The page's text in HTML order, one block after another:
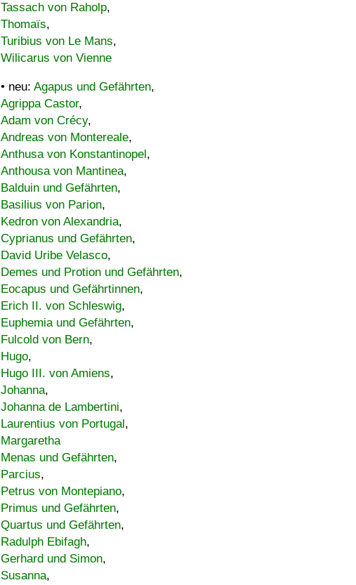
Tassach von Raholp,
Thomaïs,
Turibius von Le Mans,
Wilicarus von Vienne
• neu: Agapus und Gefährten,
Agrippa Castor,
Adam von Crécy,
Andreas von Montereale,
Anthusa von Konstantinopel,
Anthousa von Mantinea,
Balduin und Gefährten,
Basilius von Parion,
Kedron von Alexandria,
Cyprianus und Gefährten,
David Uribe Velasco,
Demes und Protion und Gefährten,
Eocapus und Gefährtinnen,
Erich II. von Schleswig,
Euphemia und Gefährten,
Fulcold von Bern,
Hugo,
Hugo III. von Amiens,
Johanna,
Johanna de Lambertini,
Laurentius von Portugal,
Margaretha
Menas und Gefährten,
Parcius,
Petrus von Montepiano,
Primus und Gefährten,
Quartus und Gefährten,
Radulph Ebifagh,
Gerhard und Simon,
Susanna,